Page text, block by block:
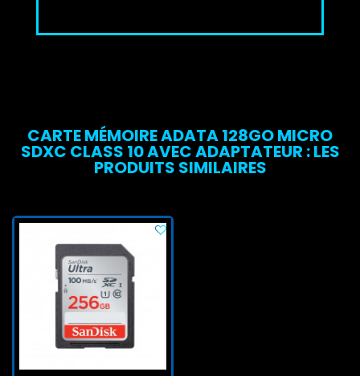
CARTE MÉMOIRE ADATA 128GO MICRO
SDXC CLASS 10 AVEC ADAPTATEUR : LES
PRODUITS SIMILAIRES